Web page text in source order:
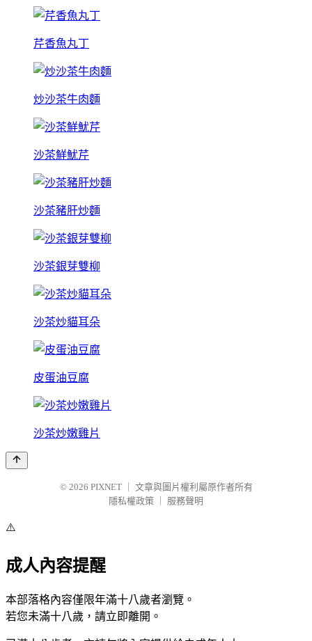
芹香魚丸丁
炒沙茶牛肉麵
沙茶鮮魷芹
沙茶豬肝炒麵
沙茶銀芽雙柳
沙茶炒貓耳朵
皮蛋油豆腐
沙茶炒嫩雞片
© 2026 PIXNET
文章與圖片權利屬原作者所有
隱私權政策
服務聲明
⚠️
成人內容提醒
本部落格內容僅限年滿十八歲者瀏覽。
若您未滿十八歲，請立即離開。